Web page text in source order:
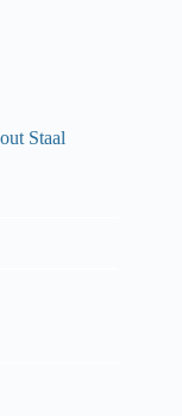
Staal